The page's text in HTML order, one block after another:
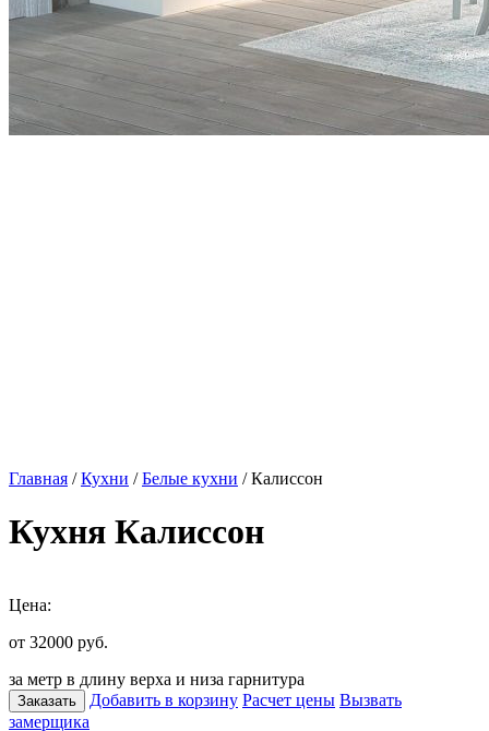
Главная /Кухни /Белые кухни / Калиссон
Кухня Калиссон
Цена:
от 32000 руб.
за метр в длину верха и низа гарнитура
Заказать Добавить в корзину Расчет цены Вызвать
замерщика